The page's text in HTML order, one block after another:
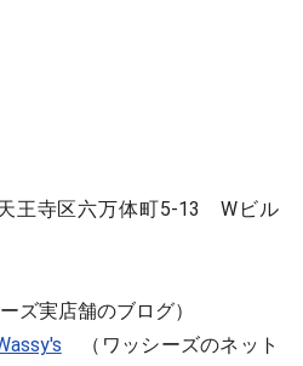
寺区六万体町5-13 Wビル
ズ実店舗のブログ）
（ワッシーズのネット